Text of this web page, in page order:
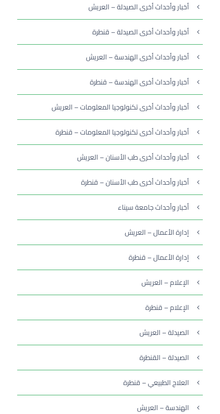
أخبار وأحداث أخرى الصيدلة – العريش
أخبار وأحداث أخرى الصيدلة – قنطرة
أخبار وأحداث أخرى الهندسة – العريش
أخبار وأحداث أخرى الهندسة – قنطرة
أخبار وأحداث أخرى تكنولوجيا المعلومات – العريش
أخبار وأحداث أخرى تكنولوجيا المعلومات – قنطرة
أخبار وأحداث أخرى طب الأسنان – العريش
أخبار وأحداث أخرى طب الأسنان – قنطرة
أخبار وأحداث جامعة سيناء
إدارة الأعمال – العريش
إدارة الأعمال – قنطرة
الإعلام – العريش
الإعلام – قنطرة
الصيدلة – العريش
الصيدلة – القنطرة
العلاج الطبيعي – قنطرة
الهندسة – العريش